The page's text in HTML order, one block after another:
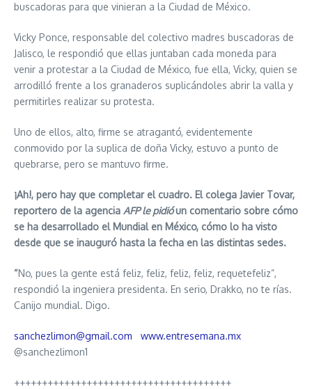
buscadoras para que vinieran a la Ciudad de México.
Vicky Ponce, responsable del colectivo madres buscadoras de
Jalisco, le respondió que ellas juntaban cada moneda para
venir a protestar a la Ciudad de México, fue ella, Vicky, quien se
arrodilló frente a los granaderos suplicándoles abrir la valla y
permitirles realizar su protesta.
Uno de ellos, alto, firme se atragantó, evidentemente
conmovido por la suplica de doña Vicky, estuvo a punto de
quebrarse, pero se mantuvo firme.
¡Ah!, pero hay que completar el cuadro. El colega Javier Tovar,
reportero de la agencia AFP le pidióun comentario sobre cómo
se ha desarrollado el Mundial en México, cómo lo ha visto
desde que se inauguró hasta la fecha en las distintas sedes.
“No, pues la gente está feliz, feliz, feliz, feliz, requetefeliz”,
respondió la ingeniera presidenta. En serio, Drakko, no te rías.
Canijo mundial. Digo.
sanchezlimon@gmail.com
www.entresemana.mx
@sanchezlimon1
+++++++++++++++++++++++++++++++++++++++